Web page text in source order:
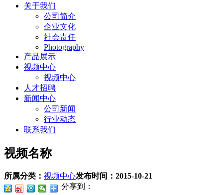
关于我们
公司简介
企业文化
社会责任
Photography
产品展示
视频中心
视频中心
人才招聘
新闻中心
公司新闻
行业动态
联系我们
视频名称
所属分类： 视频中心发布时间： 2015-10-21
分享到：